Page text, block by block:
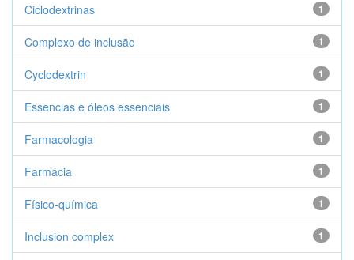
1
Ciclodextrinas
1
Complexo de inclusão
1
Cyclodextrin
1
Essencias e óleos essenciais
1
Farmacologia
1
Farmácia
1
Físico-química
1
Inclusion complex